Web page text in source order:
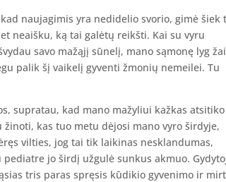
naujagimis yra nedidelio svorio, gimė šiek
neaišku, ką tai galėtų reikšti. Kai su vyru
savo mažąjį sūnelį, mano sąmonę lyg
palik šį vaikelį gyventi žmonių nemeilei. Tu
supratau, kad mano mažyliui kažkas
kas tuo metu dėjosi mano vyro širdyje,
vilties, jog tai tik laikinas nesklandumas,
jo širdį užgulė sunkus akmuo.
tris paras spręsis kūdikio gyvenimo ir